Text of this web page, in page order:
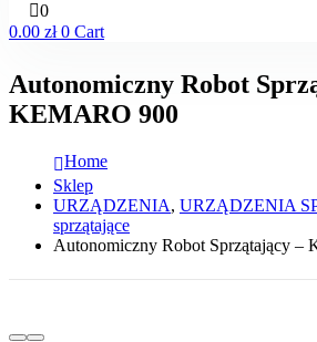
0
0.00 zł 0 Cart
Autonomiczny Robot
KEMARO 900
Home
Sklep
URZĄDZENIA, URZĄDZENIA
sprzątające
Autonomiczny Robot Sprzątający –